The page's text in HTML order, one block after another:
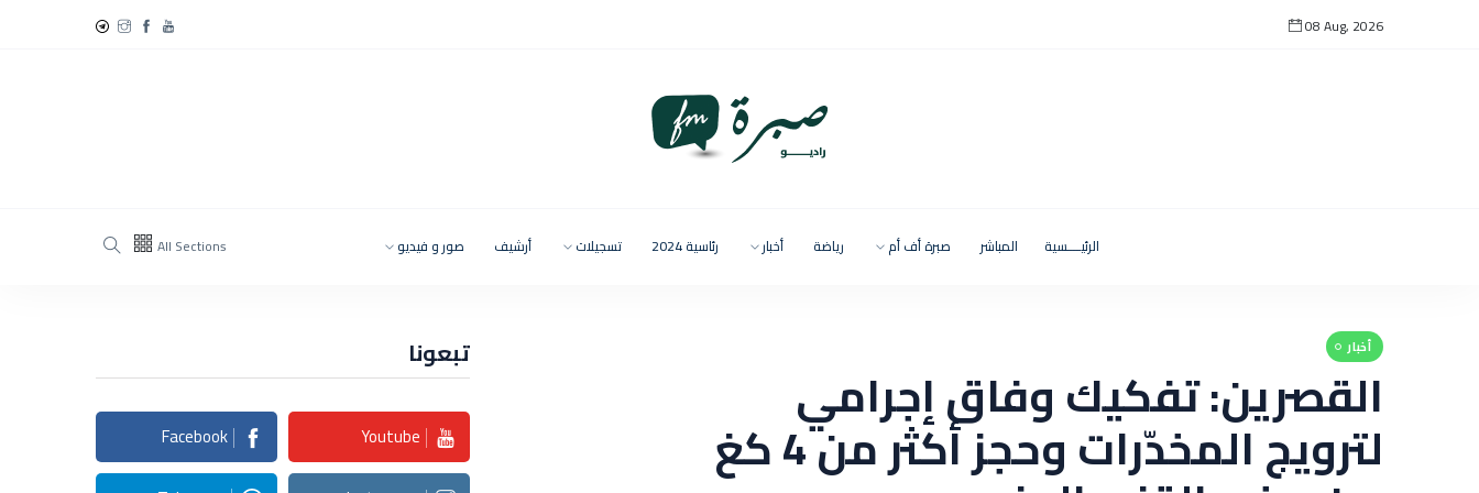
08 Aug, 2026
All Sections الرئيــــسية المباشر صبرة أف أم رياضة أخبار رئاسية 2024 تسجيلات أرشيف صور و فيديو
أخبار
القصرين: تفكيك وفاق إجرامي
لترويج المخدّرات وحجز أكثر من 4 كغ
تبعونا
Youtube
Facebook